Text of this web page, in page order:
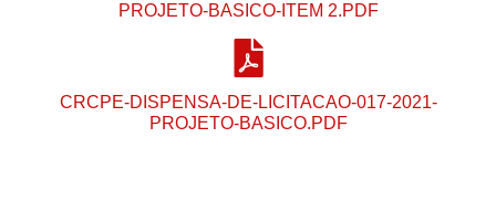
PROJETO-BASICO-ITEM 2.PDF
CRCPE-DISPENSA-DE-LICITACAO-017-2021-
PROJETO-BASICO.PDF